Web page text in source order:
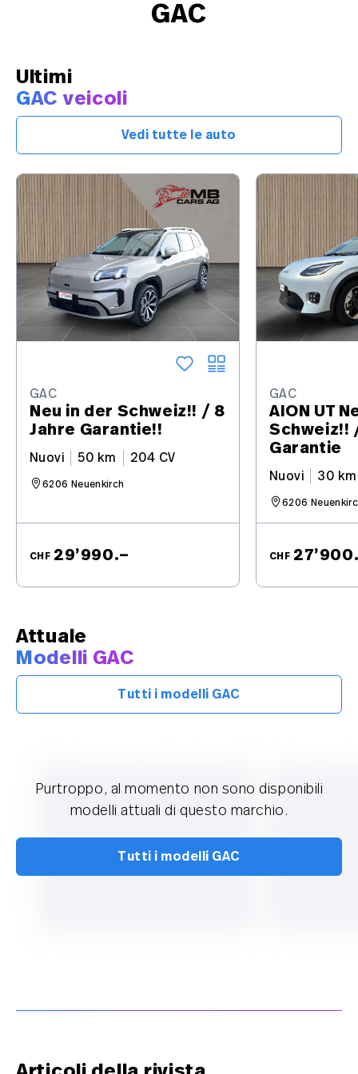
GAC
Ultimi
GAC veicoli
Vedi tutte le auto
GAC
Neu in der Schweiz!! / 8
Jahre Garantie!!
Nuovi 50 km 204 CV
6206 Neuenkirch
CHF 29’990.–
GAC
AION UT
Schweiz!!
Garantie
Nuovi 30 km
6206
CHF
Attuale
Modelli GAC
Tutti i modelli GAC
Purtroppo, al momento non sono disponibili
modelli attuali di questo marchio.
Tutti i modelli GAC